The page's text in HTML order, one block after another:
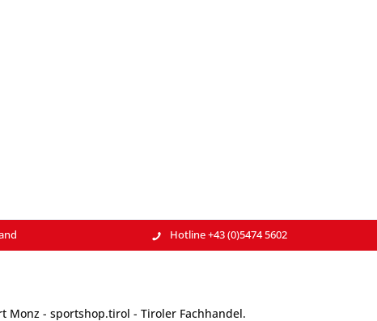
Hotline +43 (0)5474 5602
Monz - sportshop.tirol - Tiroler Fachhandel.